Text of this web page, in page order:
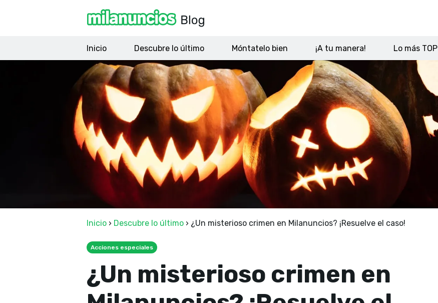
Inicio Descubre lo último Móntatelo bien ¡A tu manera! Lo más TOP
Inicio › Descubre lo último › ¿Un misterioso crimen en Milanuncios? ¡Resuelve el caso!
Acciones especiales
¿Un misterioso crimen en